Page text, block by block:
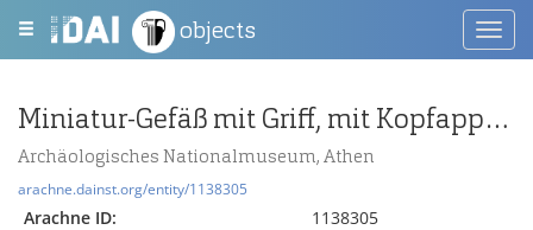
objects
Miniatur-Gefäß mit Griff, mit Kopfapplik und Reliefdekor
Archäologisches Nationalmuseum, Athen
arachne.dainst.org/entity/1138305
Arachne ID:
1138305